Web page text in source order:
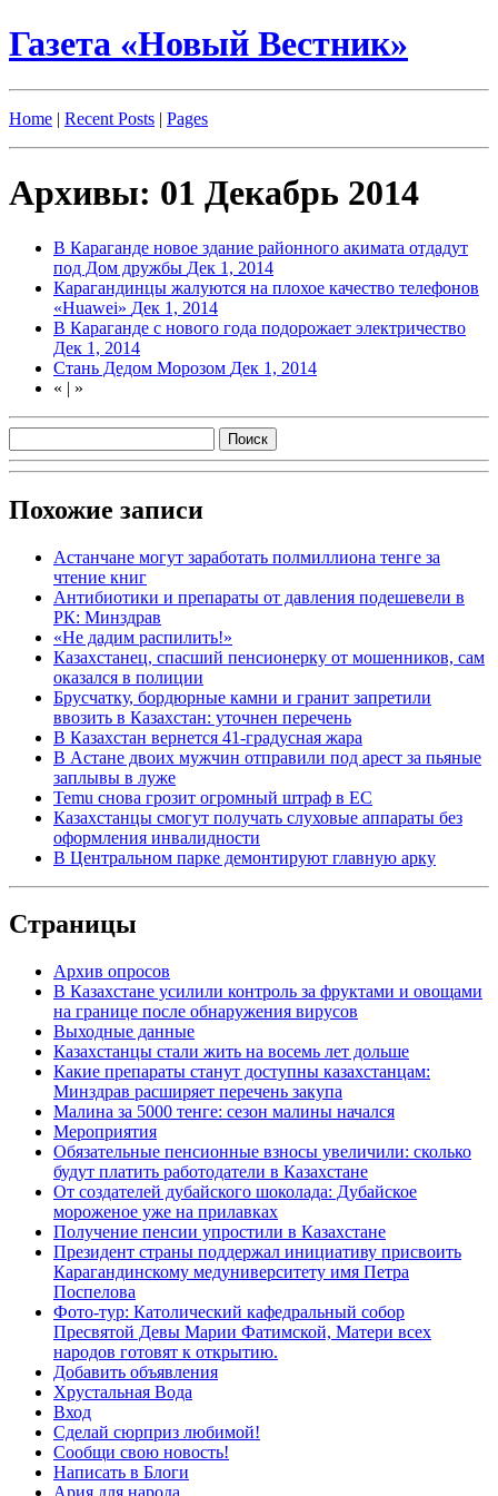
Газета «Новый Вестник»
Home | Recent Posts | Pages
Архивы: 01 Декабрь 2014
В Караганде новое здание районного акимата отдадут
под Дом дружбы Дек 1, 2014
Карагандинцы жалуются на плохое качество телефонов
«Huawei» Дек 1, 2014
В Караганде с нового года подорожает электричество
Дек 1, 2014
Стань Дедом Морозом Дек 1, 2014
« | »
Похожие записи
Астанчане могут заработать полмиллиона тенге за
чтение книг
Антибиотики и препараты от давления подешевели в
РК: Минздрав
«Не дадим распилить!»
Казахстанец, спасший пенсионерку от мошенников, сам
оказался в полиции
Брусчатку, бордюрные камни и гранит запретили
ввозить в Казахстан: уточнен перечень
В Казахстан вернется 41-градусная жара
В Астане двоих мужчин отправили под арест за пьяные
заплывы в луже
Temu снова грозит огромный штраф в ЕС
Казахстанцы смогут получать слуховые аппараты без
оформления инвалидности
В Центральном парке демонтируют главную арку
Страницы
Архив опросов
В Казахстане усилили контроль за фруктами и овощами
на границе после обнаружения вирусов
Выходные данные
Казахстанцы стали жить на восемь лет дольше
Какие препараты станут доступны казахстанцам:
Минздрав расширяет перечень закупа
Малина за 5000 тенге: сезон малины начался
Мероприятия
Обязательные пенсионные взносы увеличили: сколько
будут платить работодатели в Казахстане
От создателей дубайского шоколада: Дубайское
мороженое уже на прилавках
Получение пенсии упростили в Казахстане
Президент страны поддержал инициативу присвоить
Карагандинскому медуниверситету имя Петра
Поспелова
Фото-тур: Католический кафедральный собор
Пресвятой Девы Марии Фатимской, Матери всех
народов готовят к открытию.
Добавить объявления
Хрустальная Вода
Вход
Сделай сюрприз любимой!
Сообщи свою новость!
Написать в Блоги